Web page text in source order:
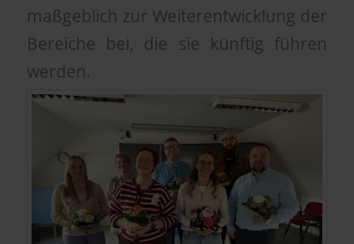
maßgeblich zur Weiterentwicklung der
Bereiche bei, die sie künftig führen
werden.